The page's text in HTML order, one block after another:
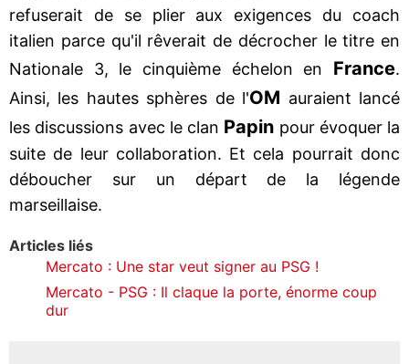
refuserait de se plier aux exigences du coach
italien parce qu'il rêverait de décrocher le titre en
Nationale 3, le cinquième échelon en France.
Ainsi, les hautes sphères de l'OM auraient lancé
les discussions avec le clan Papin pour évoquer la
suite de leur collaboration. Et cela pourrait donc
déboucher sur un départ de la légende
marseillaise.
Articles liés
Mercato : Une star veut signer au PSG !
Mercato - PSG : Il claque la porte, énorme coup
dur